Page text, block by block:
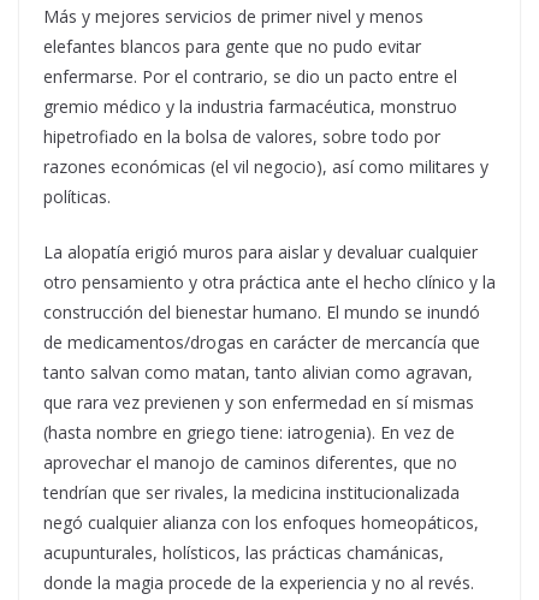
Más y mejores servicios de primer nivel y menos
elefantes blancos para gente que no pudo evitar
enfermarse. Por el contrario, se dio un pacto entre el
gremio médico y la industria farmacéutica, monstruo
hipetrofiado en la bolsa de valores, sobre todo por
razones económicas (el vil negocio), así como militares y
políticas.
La alopatía erigió muros para aislar y devaluar cualquier
otro pensamiento y otra práctica ante el hecho clínico y la
construcción del bienestar humano. El mundo se inundó
de medicamentos/drogas en carácter de mercancía que
tanto salvan como matan, tanto alivian como agravan,
que rara vez previenen y son enfermedad en sí mismas
(hasta nombre en griego tiene: iatrogenia). En vez de
aprovechar el manojo de caminos diferentes, que no
tendrían que ser rivales, la medicina institucionalizada
negó cualquier alianza con los enfoques homeopáticos,
acupunturales, holísticos, las prácticas chamánicas,
donde la magia procede de la experiencia y no al revés.